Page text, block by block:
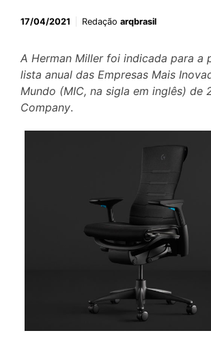
17/04/2021 Redação arqbrasil
A Herman Miller foi indicada para a
lista anual das Empresas Mais
Mundo (MIC, na sigla em inglês) de
Company.